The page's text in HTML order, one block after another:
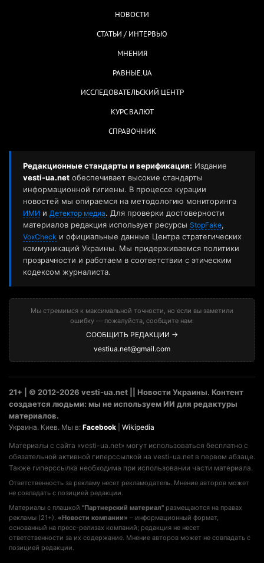
НОВОСТИ
СТАТЬИ / ИНТЕРВЬЮ
МНЕНИЯ
РАВНЫЕ.UA
ИССЛЕДОВАТЕЛЬСКИЙ ЦЕНТР
КУРС ВАЛЮТ
СПРАВОЧНИК
Редакционные стандарты и верификация: Издание
vesti-ua.net обеспечивает высокие стандарты
информационной гигиены. В процессе курации
новостей мы опираемся на методологию мониторинга
ИМИ и Детектор медиа. Для проверки достоверности
материалов редакция использует ресурсы StopFake,
VoxCheck и официальные данные Центра стратегических
коммуникаций Украины. Мы придерживаемся политики
прозрачности и работаем в соответствии с этическим
кодексом журналиста.
Мы стремимся к максимальной точности, но если вы заметили
ошибку — пожалуйста, сообщите нам:
СООБЩИТЬ РЕДАКЦИИ →
vestiua.net@gmail.com
21+ | © 2012-2026 vesti-ua.net || Новости Украины. Контент
создается людьми: мы не используем ИИ для редактуры
материалов.
Украина. Киев. Мы в: Facebook Wikipedia
Материалы с сайта «vesti-ua.net» могут использоваться бесплатно с
обязательной активной гиперссылкой на vesti-ua.net в первом абзаце.
Также гиперссылка необходима при использовании части материала.
Ответственность за рекламу несет рекламодатель. Мнение авторов может
не совпадать с позицией редакции.
Материалы с плашкой "Партнерский материал" размещаются на правах
рекламы (21+). «Новости компании» – информационный формат,
основанный на пресс-релизах компаний; редакция не несет
ответственности за их содержание. Мнение авторов может не совпадать с
позицией редакции.